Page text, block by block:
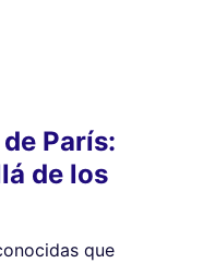
París:
de los
que